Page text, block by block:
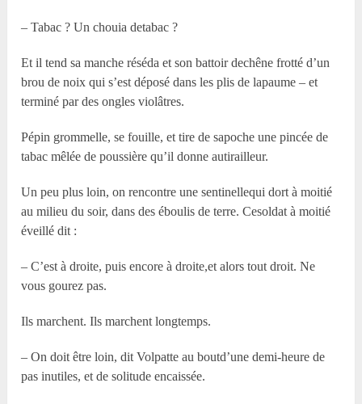
– Tabac ? Un chouia detabac ?
Et il tend sa manche réséda et son battoir dechêne frotté d’un
brou de noix qui s’est déposé dans les plis de lapaume – et
terminé par des ongles violâtres.
Pépin grommelle, se fouille, et tire de sapoche une pincée de
tabac mêlée de poussière qu’il donne autirailleur.
Un peu plus loin, on rencontre une sentinellequi dort à moitié
au milieu du soir, dans des éboulis de terre. Cesoldat à moitié
éveillé dit :
– C’est à droite, puis encore à droite,et alors tout droit. Ne
vous gourez pas.
Ils marchent. Ils marchent longtemps.
– On doit être loin, dit Volpatte au boutd’une demi-heure de
pas inutiles, et de solitude encaissée.